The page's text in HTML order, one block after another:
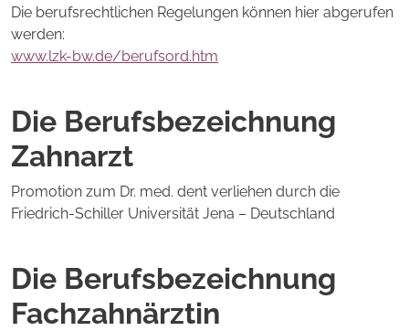
Die berufsrechtlichen Regelungen können hier abgerufen
werden:
www.lzk-bw.de/berufsord.htm
Die Berufsbezeichnung
Zahnarzt
Promotion zum Dr. med. dent verliehen durch die
Friedrich-Schiller Universität Jena – Deutschland
Die Berufsbezeichnung
Fachzahnärztin